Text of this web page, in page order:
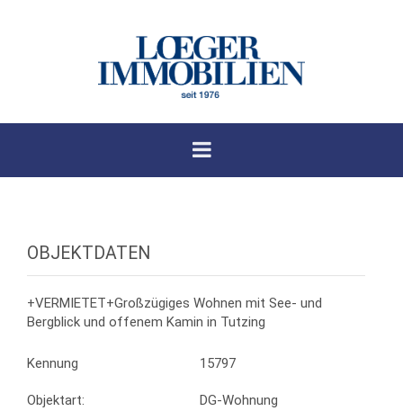
OBJEKTDATEN
+VERMIETET+Großzügiges Wohnen mit See- und
Bergblick und offenem Kamin in Tutzing
Kennung 15797
Objektart: DG-Wohnung